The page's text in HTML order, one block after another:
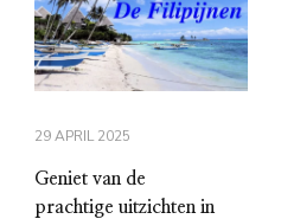
29 APRIL 2025
Geniet van de
prachtige uitzichten in